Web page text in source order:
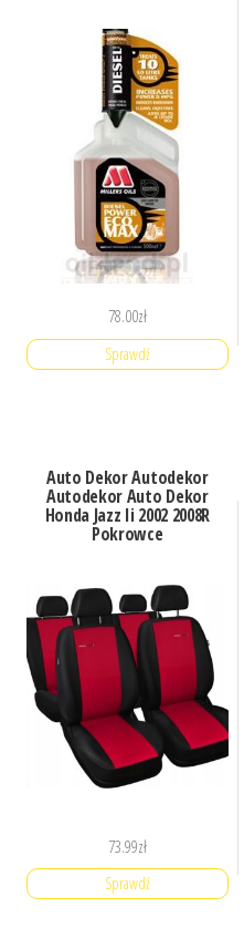
78.00zł
Sprawdź
Auto Dekor Autodekor
Autodekor Auto Dekor
Honda Jazz Ii 2002 2008R
Pokrowce
73.99zł
Sprawdź